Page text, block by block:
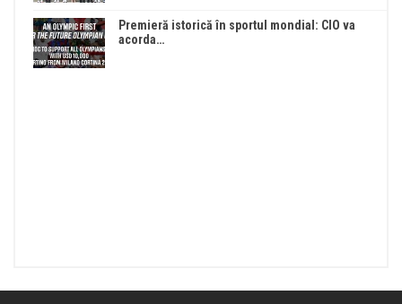
Premieră istorică în sportul mondial: CIO va
acorda…